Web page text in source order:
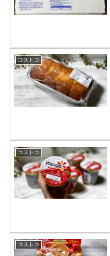
コストコ
コストコ
コストコ